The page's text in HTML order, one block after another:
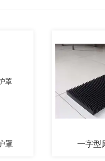
一字型风